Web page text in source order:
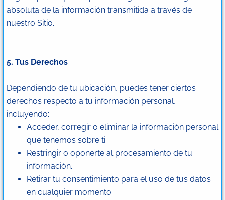
absoluta de la información transmitida a través de
nuestro Sitio.
5. Tus Derechos
Dependiendo de tu ubicación, puedes tener ciertos
derechos respecto a tu información personal,
incluyendo:
Acceder, corregir o eliminar la información personal
que tenemos sobre ti.
Restringir o oponerte al procesamiento de tu
información.
Retirar tu consentimiento para el uso de tus datos
en cualquier momento.